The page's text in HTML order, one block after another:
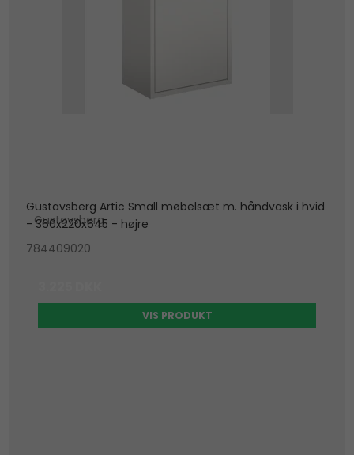
Gustavsberg Artic Small møbelsæt m. håndvask i hvid
- 360x220x645 - højre
Gustavsberg
784409020
VIS PRODUKT